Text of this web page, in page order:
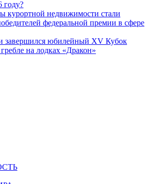
году?
курортной недвижимости стали
федеральной премии в сфере
завершился юбилейный XV Кубок
на лодках «Дракон»